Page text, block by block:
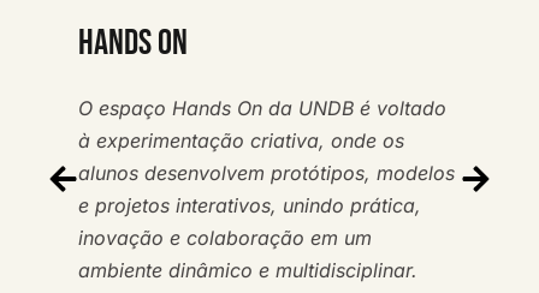
HANDS ON
O espaço Hands On da UNDB é voltado
à experimentação criativa, onde os
alunos desenvolvem protótipos, modelos
e projetos interativos, unindo prática,
inovação e colaboração em um
ambiente dinâmico e multidisciplinar.